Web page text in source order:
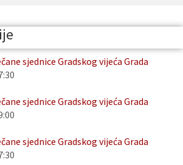
sjednice Gradskog vijeća Grada
sjednice Gradskog vijeća Grada
sjednice Gradskog vijeća Grada